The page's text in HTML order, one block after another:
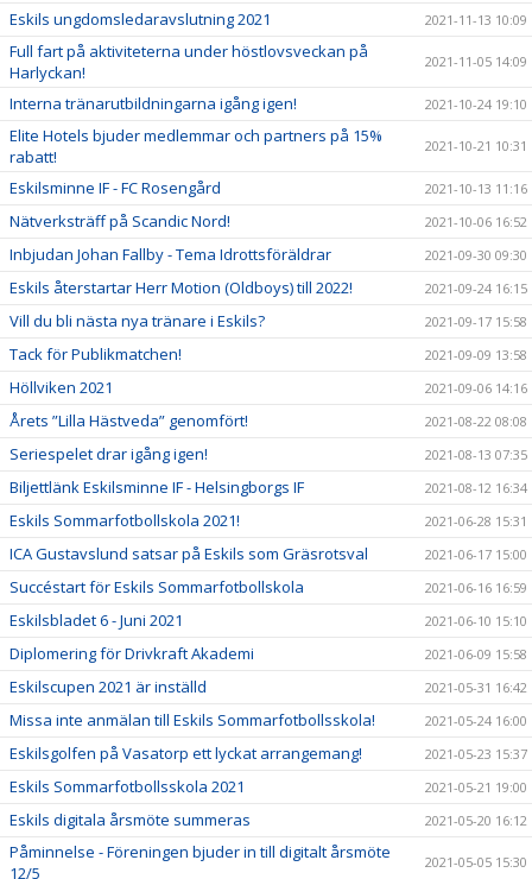
Eskils ungdomsledaravslutning 2021 2021-11-13 10:09
Full fart på aktiviteterna under höstlovsveckan på
Harlyckan!
2021-11-05 14:09
Interna tränarutbildningarna igång igen! 2021-10-24 19:10
Elite Hotels bjuder medlemmar och partners på 15%
rabatt!
2021-10-21 10:31
Eskilsminne IF - FC Rosengård 2021-10-13 11:16
Nätverksträff på Scandic Nord! 2021-10-06 16:52
Inbjudan Johan Fallby - Tema Idrottsföräldrar 2021-09-30 09:30
Eskils återstartar Herr Motion (Oldboys) till 2022! 2021-09-24 16:15
Vill du bli nästa nya tränare i Eskils? 2021-09-17 15:58
Tack för Publikmatchen! 2021-09-09 13:58
Höllviken 2021 2021-09-06 14:16
Årets ”Lilla Hästveda” genomfört! 2021-08-22 08:08
Seriespelet drar igång igen! 2021-08-13 07:35
Biljettlänk Eskilsminne IF - Helsingborgs IF 2021-08-12 16:34
Eskils Sommarfotbollskola 2021! 2021-06-28 15:31
ICA Gustavslund satsar på Eskils som Gräsrotsval 2021-06-17 15:00
Succéstart för Eskils Sommarfotbollskola 2021-06-16 16:59
Eskilsbladet 6 - Juni 2021 2021-06-10 15:10
Diplomering för Drivkraft Akademi 2021-06-09 15:58
Eskilscupen 2021 är inställd 2021-05-31 16:42
Missa inte anmälan till Eskils Sommarfotbollsskola! 2021-05-24 16:00
Eskilsgolfen på Vasatorp ett lyckat arrangemang! 2021-05-23 15:37
Eskils Sommarfotbollsskola 2021 2021-05-21 19:00
Eskils digitala årsmöte summeras 2021-05-20 16:12
Påminnelse - Föreningen bjuder in till digitalt årsmöte
12/5
2021-05-05 15:30